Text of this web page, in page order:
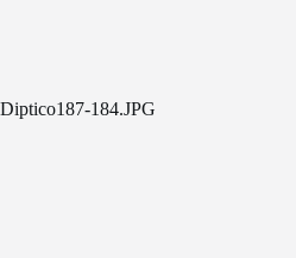
Diptico187-184.JPG